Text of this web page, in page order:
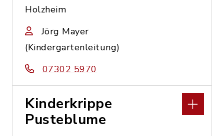
Holzheim
Jörg Mayer
(Kindergartenleitung)
07302 5970
Kinderkrippe
Pusteblume